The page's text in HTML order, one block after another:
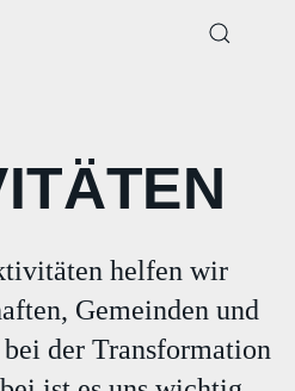
helfen wir
Gemeinden und
der Transformation